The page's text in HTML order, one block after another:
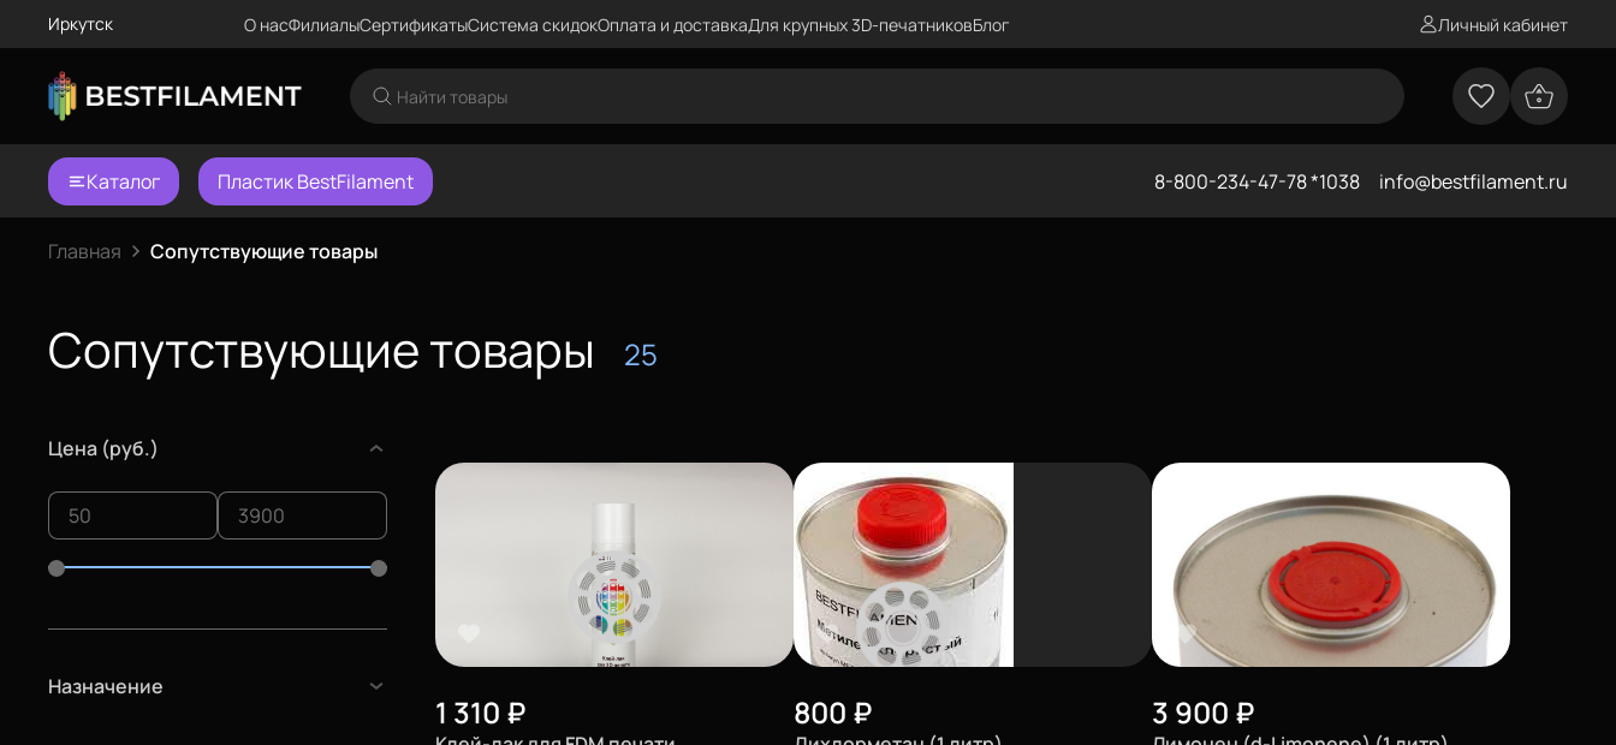
Иркутск О насФилиалыСертификатыСистема скидокОплата и доставкаДля крупных 3D-печатниковБлог Личный кабинет
Каталог Пластик BestFilament 8-800-234-47-78 *1038 info@bestfilament.ru
Главная Сопутствующие товары
Сопутствующие товары 25
Цена (руб.)
Назначение
1 310 ₽ 800 ₽ 3 900 ₽